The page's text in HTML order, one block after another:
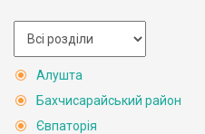
Алушта
Бахчисарайський район
Євпаторія